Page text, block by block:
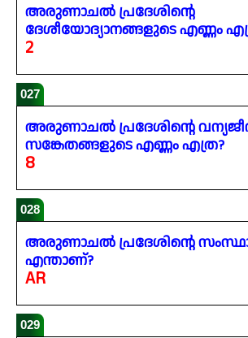
അരുണാചൽ പ്രദേശിന്റെ
ദേശീയോദ്യാനങ്ങളുടെ എണ്ണം
2
027
അരുണാചൽ പ്രദേശിന്റെ
സങ്കേതങ്ങളുടെ എണ്ണം എത്ര?
8
028
അരുണാചൽ പ്രദേശിന്റെ
എന്താണ്?
AR
029